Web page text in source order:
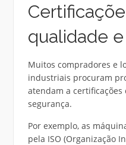
qualidade
Muitos compradores e
industriais procuram
atendam a
segurança.
Por exemplo, as
pela ISO (Organização